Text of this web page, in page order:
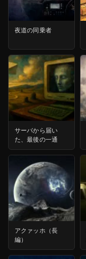
夜道の同乗者
サーバから届い
た、最後の一通
アクァッホ（長
編）